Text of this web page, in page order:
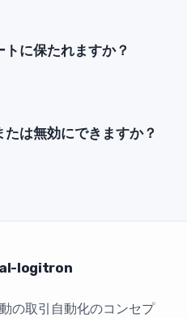
に保たれますか？
は無効にできますか？
logitron
の取引自動化のコンセプ